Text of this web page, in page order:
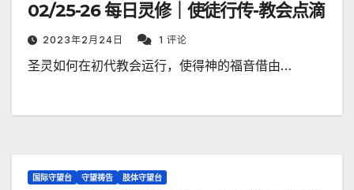
02/25-26 每日灵修｜使徒行传-教会点滴
2023年2月24日 1 评论
圣灵如何在初代教会运行，使得神的福音借由…
国际守望台 守望祷告 肢体守望台